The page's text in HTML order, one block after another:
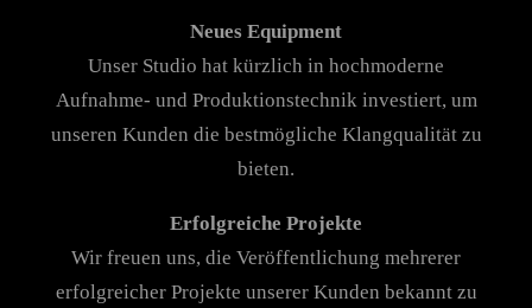
Neues Equipment
Unser Studio hat kürzlich in hochmoderne
Aufnahme- und Produktionstechnik investiert, um
unseren Kunden die bestmögliche Klangqualität zu
bieten.
Erfolgreiche Projekte
Wir freuen uns, die Veröffentlichung mehrerer
erfolgreicher Projekte unserer Kunden bekannt zu